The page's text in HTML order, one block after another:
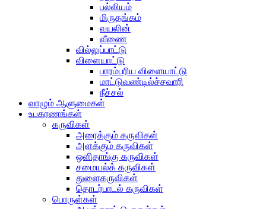
பல்லியம்
மிருதங்கம்
வயலின்
வீணை
வில்லுப்பாட்டு
விளையாட்டு
பாரம்பரிய விளையாட்டு
மாட்டுவண்டில்ச்சவாரி
நீச்சல்
வாழும் ஆளுமைகள்
உபகரணங்கள்
கருவிகள்
அரைக்கும் கருவிகள்
அளக்கும் கருவிகள்
ஒளிதாங்கு கருவிகள்
சமையல்க் கருவிகள்
துளைகருவிகள்
தொடர்பாடல் கருவிகள்
பொருள்கள்